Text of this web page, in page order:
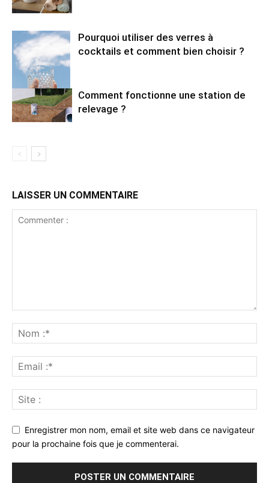
Pourquoi utiliser des verres à
cocktails et comment bien choisir ?
Comment fonctionne une station de
relevage ?
LAISSER UN COMMENTAIRE
Enregistrer mon nom, email et site web dans ce navigateur
pour la prochaine fois que je commenterai.